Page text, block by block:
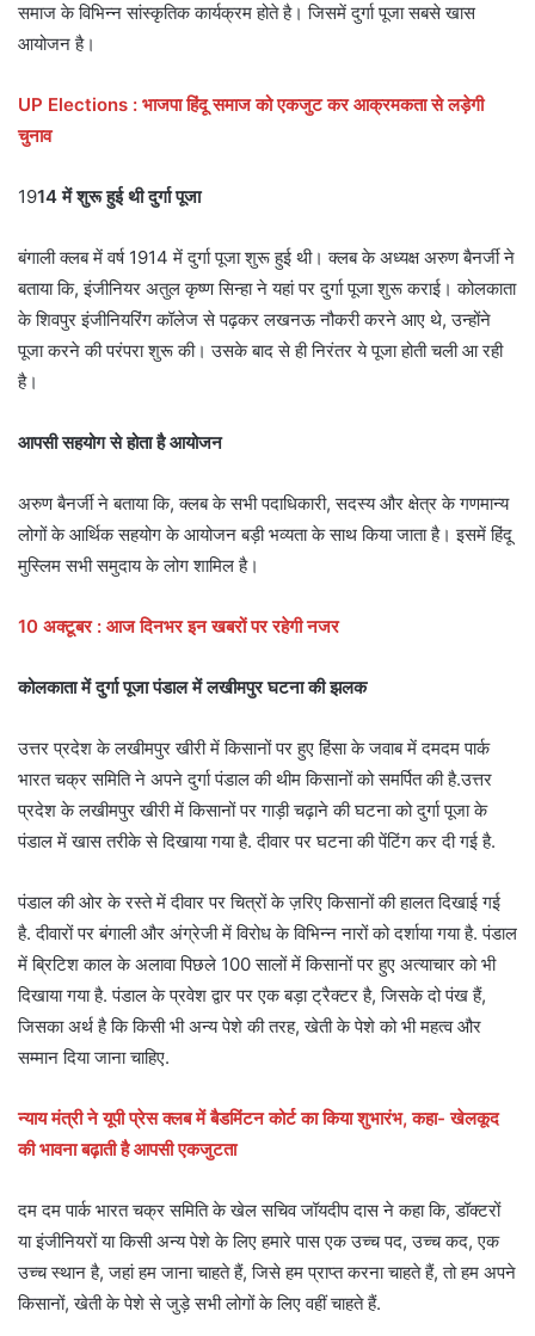
समाज के विभिन्न सांस्कृतिक कार्यक्रम होते है। जिसमें दुर्गा पूजा सबसे खास
आयोजन है।
UP Elections : भाजपा हिंदू समाज को एकजुट कर आक्रमकता से लड़ेगी
चुनाव
1914 में शुरू हुई थी दुर्गा पूजा
बंगाली क्लब में वर्ष 1914 में दुर्गा पूजा शुरू हुई थी। क्लब के अध्यक्ष अरुण बैनर्जी ने
बताया कि, इंजीनियर अतुल कृष्ण सिन्हा ने यहां पर दुर्गा पूजा शुरू कराई। कोलकाता
के शिवपुर इंजीनियरिंग कॉलेज से पढ़कर लखनऊ नौकरी करने आए थे, उन्होंने
पूजा करने की परंपरा शुरू की। उसके बाद से ही निरंतर ये पूजा होती चली आ रही
है।
आपसी सहयोग से होता है आयोजन
अरुण बैनर्जी ने बताया कि, क्लब के सभी पदाधिकारी, सदस्य और क्षेत्र के गणमान्य
लोगों के आर्थिक सहयोग के आयोजन बड़ी भव्यता के साथ किया जाता है। इसमें हिंदू
मुस्लिम सभी समुदाय के लोग शामिल है।
10 अक्टूबर : आज दिनभर इन खबरों पर रहेगी नजर
कोलकाता में दुर्गा पूजा पंडाल में लखीमपुर घटना की झलक
उत्तर प्रदेश के लखीमपुर खीरी में किसानों पर हुए हिंसा के जवाब में दमदम पार्क
भारत चक्र समिति ने अपने दुर्गा पंडाल की थीम किसानों को समर्पित की है.उत्तर
प्रदेश के लखीमपुर खीरी में किसानों पर गाड़ी चढ़ाने की घटना को दुर्गा पूजा के
पंडाल में खास तरीके से दिखाया गया है. दीवार पर घटना की पेंटिंग कर दी गई है.
पंडाल की ओर के रस्ते में दीवार पर चित्रों के ज़रिए किसानों की हालत दिखाई गई
है. दीवारों पर बंगाली और अंग्रेजी में विरोध के विभिन्न नारों को दर्शाया गया है. पंडाल
में ब्रिटिश काल के अलावा पिछले 100 सालों में किसानों पर हुए अत्याचार को भी
दिखाया गया है. पंडाल के प्रवेश द्वार पर एक बड़ा ट्रैक्टर है, जिसके दो पंख हैं,
जिसका अर्थ है कि किसी भी अन्य पेशे की तरह, खेती के पेशे को भी महत्व और
सम्मान दिया जाना चाहिए.
न्याय मंत्री ने यूपी प्रेस क्लब में बैडमिंटन कोर्ट का किया शुभारंभ, कहा- खेलकूद
की भावना बढ़ाती है आपसी एकजुटता
दम दम पार्क भारत चक्र समिति के खेल सचिव जॉयदीप दास ने कहा कि, डॉक्टरों
या इंजीनियरों या किसी अन्य पेशे के लिए हमारे पास एक उच्च पद, उच्च कद, एक
उच्च स्थान है, जहां हम जाना चाहते हैं, जिसे हम प्राप्त करना चाहते हैं, तो हम अपने
किसानों, खेती के पेशे से जुड़े सभी लोगों के लिए वहीं चाहते हैं.